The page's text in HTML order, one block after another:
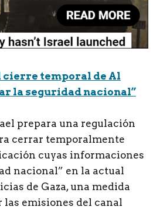
temporal de Al
la seguridad nacional”
prepara una regulación
cerrar temporalmente
cuyas informaciones
nacional” en la actual
de Gaza, una medida
las emisiones del canal